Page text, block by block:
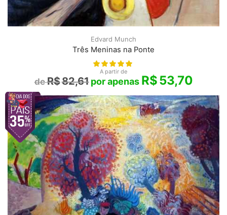
Edvard Munch
Três Meninas na Ponte
A partir de
R$82,61 R$53,70